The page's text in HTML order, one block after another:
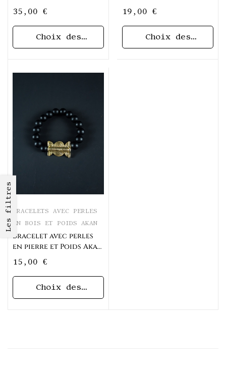
Les filtres
Grand Soleil
35,00 €
Choix des
Soleil
19,00 €
Choix des
BRACELETS AVEC PERLES
EN BOIS ET POIDS AKAN
Bracelet avec perles
en pierre et Poids Akan
Tam-tam
15,00 €
Choix des